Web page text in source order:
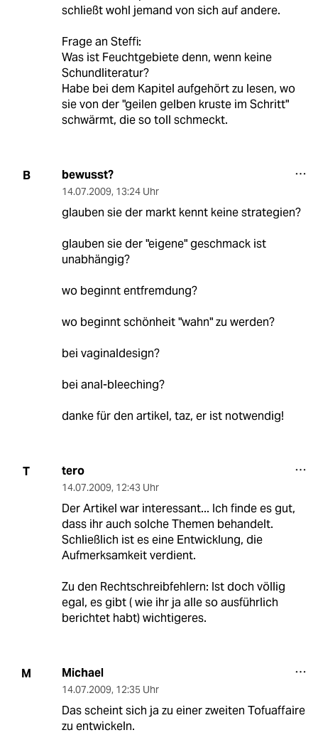
schließt wohl jemand von sich auf andere.
Frage an Steffi:
Was ist Feuchtgebiete denn, wenn keine
Schundliteratur?
Habe bei dem Kapitel aufgehört zu lesen, wo
sie von der "geilen gelben kruste im Schritt"
schwärmt, die so toll schmeckt.
B bewusst?
14.07.2009, 13:24 Uhr
glauben sie der markt kennt keine strategien?
glauben sie der "eigene" geschmack ist
unabhängig?
wo beginnt entfremdung?
wo beginnt schönheit "wahn" zu werden?
bei vaginaldesign?
bei anal-bleeching?
danke für den artikel, taz, er ist notwendig!
T tero
14.07.2009, 12:43 Uhr
Der Artikel war interessant... Ich finde es gut,
dass ihr auch solche Themen behandelt.
Schließlich ist es eine Entwicklung, die
Aufmerksamkeit verdient.
Zu den Rechtschreibfehlern: Ist doch völlig
egal, es gibt ( wie ihr ja alle so ausführlich
berichtet habt) wichtigeres.
M Michael
14.07.2009, 12:35 Uhr
Das scheint sich ja zu einer zweiten Tofuaffaire
zu entwickeln.